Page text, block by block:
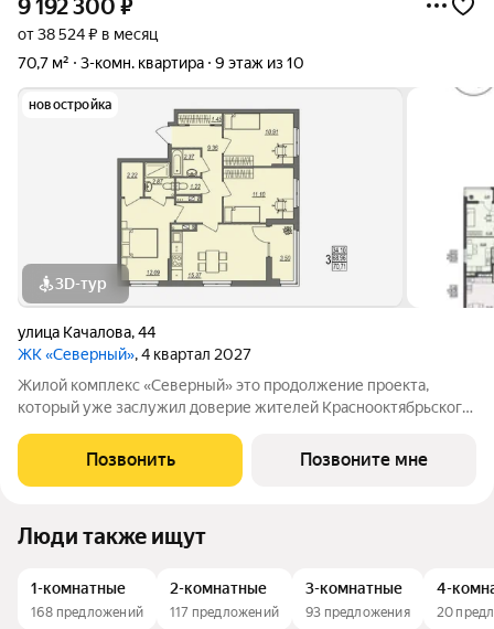
9 192 300 ₽
от 38 524 ₽ в месяц
70,7 м²
3-комн. квартира 9 этаж из 10
новостройка
3D-тур
улица Качалова,44
ЖК «Северный», 4 квартал 2027
Жилой комплекс «Северный» это продолжение проекта,
который уже заслужил доверие жителей Краснооктябрьского
благоустроенную территорию и комфортную среду для
жизни. Новый этап проекта создан с учетом
Позвонить Позвоните мне
Люди также ищут
1-комнатные
168 предложений
2-комнатные
117 предложений
3-комнатные
93 предложения
4-
20